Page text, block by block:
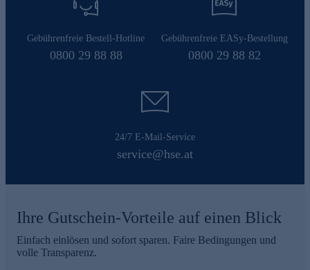
Gebührenfreie Bestell-Hotline
0800 29 88 88
Gebührenfreie EASy-Bestellung
0800 29 88 82
24/7 E-Mail-Service
service@hse.at
Ihre Gutschein-Vorteile auf einen Blick
Einfach einlösen und sofort sparen. Faire Bedingungen und
volle Transparenz.